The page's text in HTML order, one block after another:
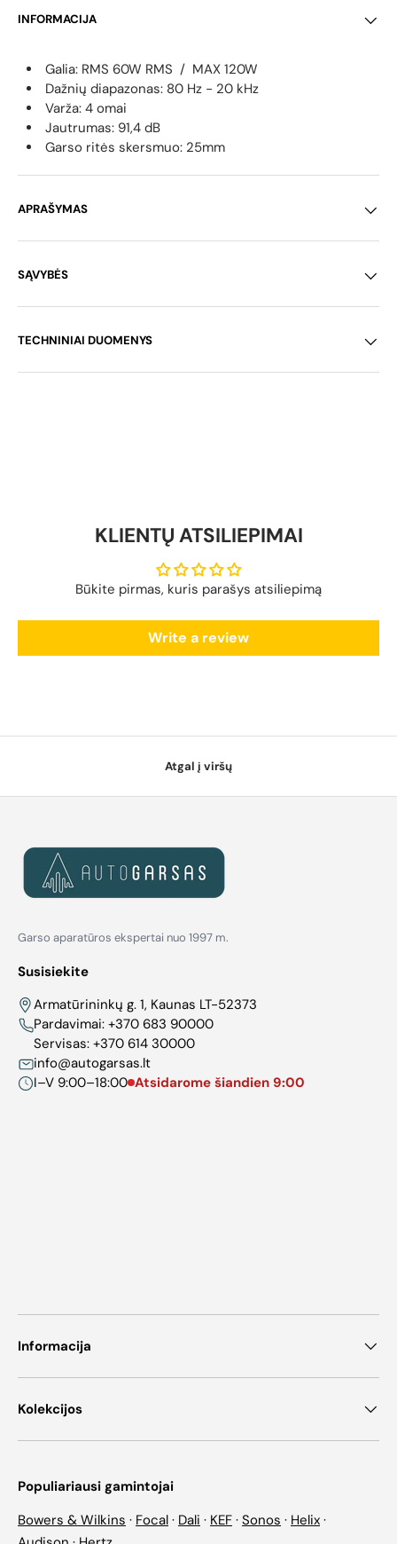
INFORMACIJA
Galia: RMS 60W RMS / MAX 120W
Dažnių diapazonas: 80 Hz - 20 kHz
Varža: 4 omai
Jautrumas: 91,4 dB
Garso ritės skersmuo: 25mm
APRAŠYMAS
SĄVYBĖS
TECHNINIAI DUOMENYS
KLIENTŲ ATSILIEPIMAI
Būkite pirmas, kuris parašys atsiliepimą
Write a review
Atgal į viršų
Garso aparatūros ekspertai nuo 1997 m.
Susisiekite
Armatūrininkų g. 1, Kaunas LT-52373
Pardavimai: +370 683 90000
Servisas: +370 614 30000
info@autogarsas.lt
I–V 9:00–18:00 Atsidarome šiandien 9:00
Informacija
Kolekcijos
Populiariausi gamintojai
Bowers & Wilkins · Focal · Dali · KEF · Sonos · Helix ·